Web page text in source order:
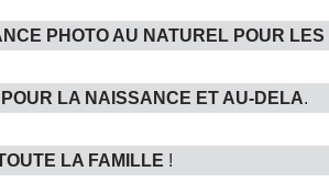
PHOTO AU NATUREL POUR
LA NAISSANCE ET AU-DELA.
LA FAMILLE !